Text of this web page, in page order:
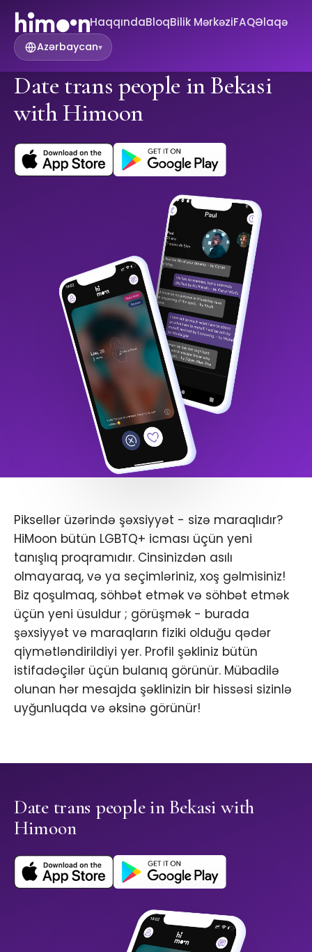
HaqqındaBloqBilik MərkəziFAQƏlaqə
Azərbaycan▾
Date trans people in Bekasi
with Himoon
Piksellər üzərində şəxsiyyət - sizə maraqlıdır?
HiMoon bütün LGBTQ+ icması üçün yeni
tanışlıq proqramıdır. Cinsinizdən asılı
olmayaraq, və ya seçimləriniz, xoş gəlmisiniz!
Biz qoşulmaq, söhbət etmək və söhbət etmək
üçün yeni üsuldur ; görüşmək - burada
şəxsiyyət və maraqların fiziki olduğu qədər
qiymətləndirildiyi yer. Profil şəkliniz bütün
istifadəçilər üçün bulanıq görünür. Mübadilə
olunan hər mesajda şəklinizin bir hissəsi sizinlə
uyğunluqda və əksinə görünür!
Date trans people in Bekasi with
Himoon